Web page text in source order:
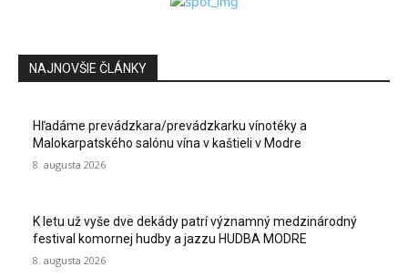
NAJNOVŠIE ČLÁNKY
Hľadáme prevádzkara/prevádzkarku vínotéky a
Malokarpatského salónu vína v kaštieli v Modre
8. augusta 2026
K letu už vyše dve dekády patrí významný medzinárodný
festival komornej hudby a jazzu HUDBA MODRE
8. augusta 2026